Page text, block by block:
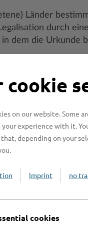
Länder
durch
dem die Urkunde
benötigt?
cookie
on our website. Some
experience with it.
depending on your
Imprint no
cookies